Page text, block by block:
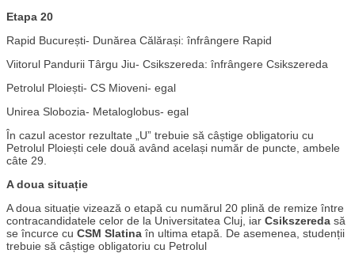
Etapa 20
Rapid București- Dunărea Călărași: înfrângere Rapid
Viitorul Pandurii Târgu Jiu- Csikszereda: înfrângere Csikszereda
Petrolul Ploiești- CS Mioveni- egal
Unirea Slobozia- Metaloglobus- egal
În cazul acestor rezultate „U” trebuie să câștige obligatoriu cu
Petrolul Ploiești cele două având același număr de puncte, ambele
câte 29.
A doua situație
A doua situație vizează o etapă cu numărul 20 plină de remize între
contracandidatele celor de la Universitatea Cluj, iar Csikszereda să
se încurce cu CSM Slatina în ultima etapă. De asemenea, studenții
trebuie să câștige obligatoriu cu Petrolul